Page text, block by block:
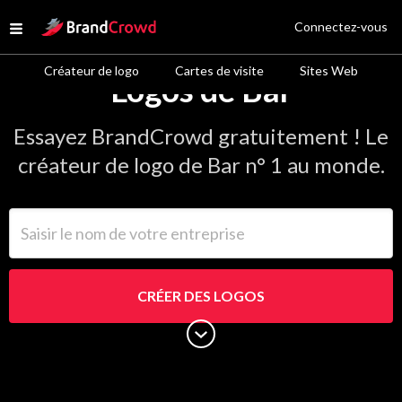
Open menu
Site Logo
Créateur de logo Cartes de visite Sites Web
Connectez-vous
Logos de Bar
Essayez BrandCrowd gratuitement ! Le
créateur de logo de Bar n° 1 au monde.
CRÉER DES LOGOS